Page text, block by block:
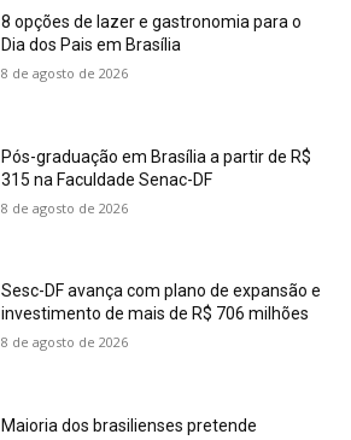
8 opções de lazer e gastronomia para o
Dia dos Pais em Brasília
8 de agosto de 2026
Pós-graduação em Brasília a partir de R$
315 na Faculdade Senac-DF
8 de agosto de 2026
Sesc-DF avança com plano de expansão e
investimento de mais de R$ 706 milhões
8 de agosto de 2026
Maioria dos brasilienses pretende